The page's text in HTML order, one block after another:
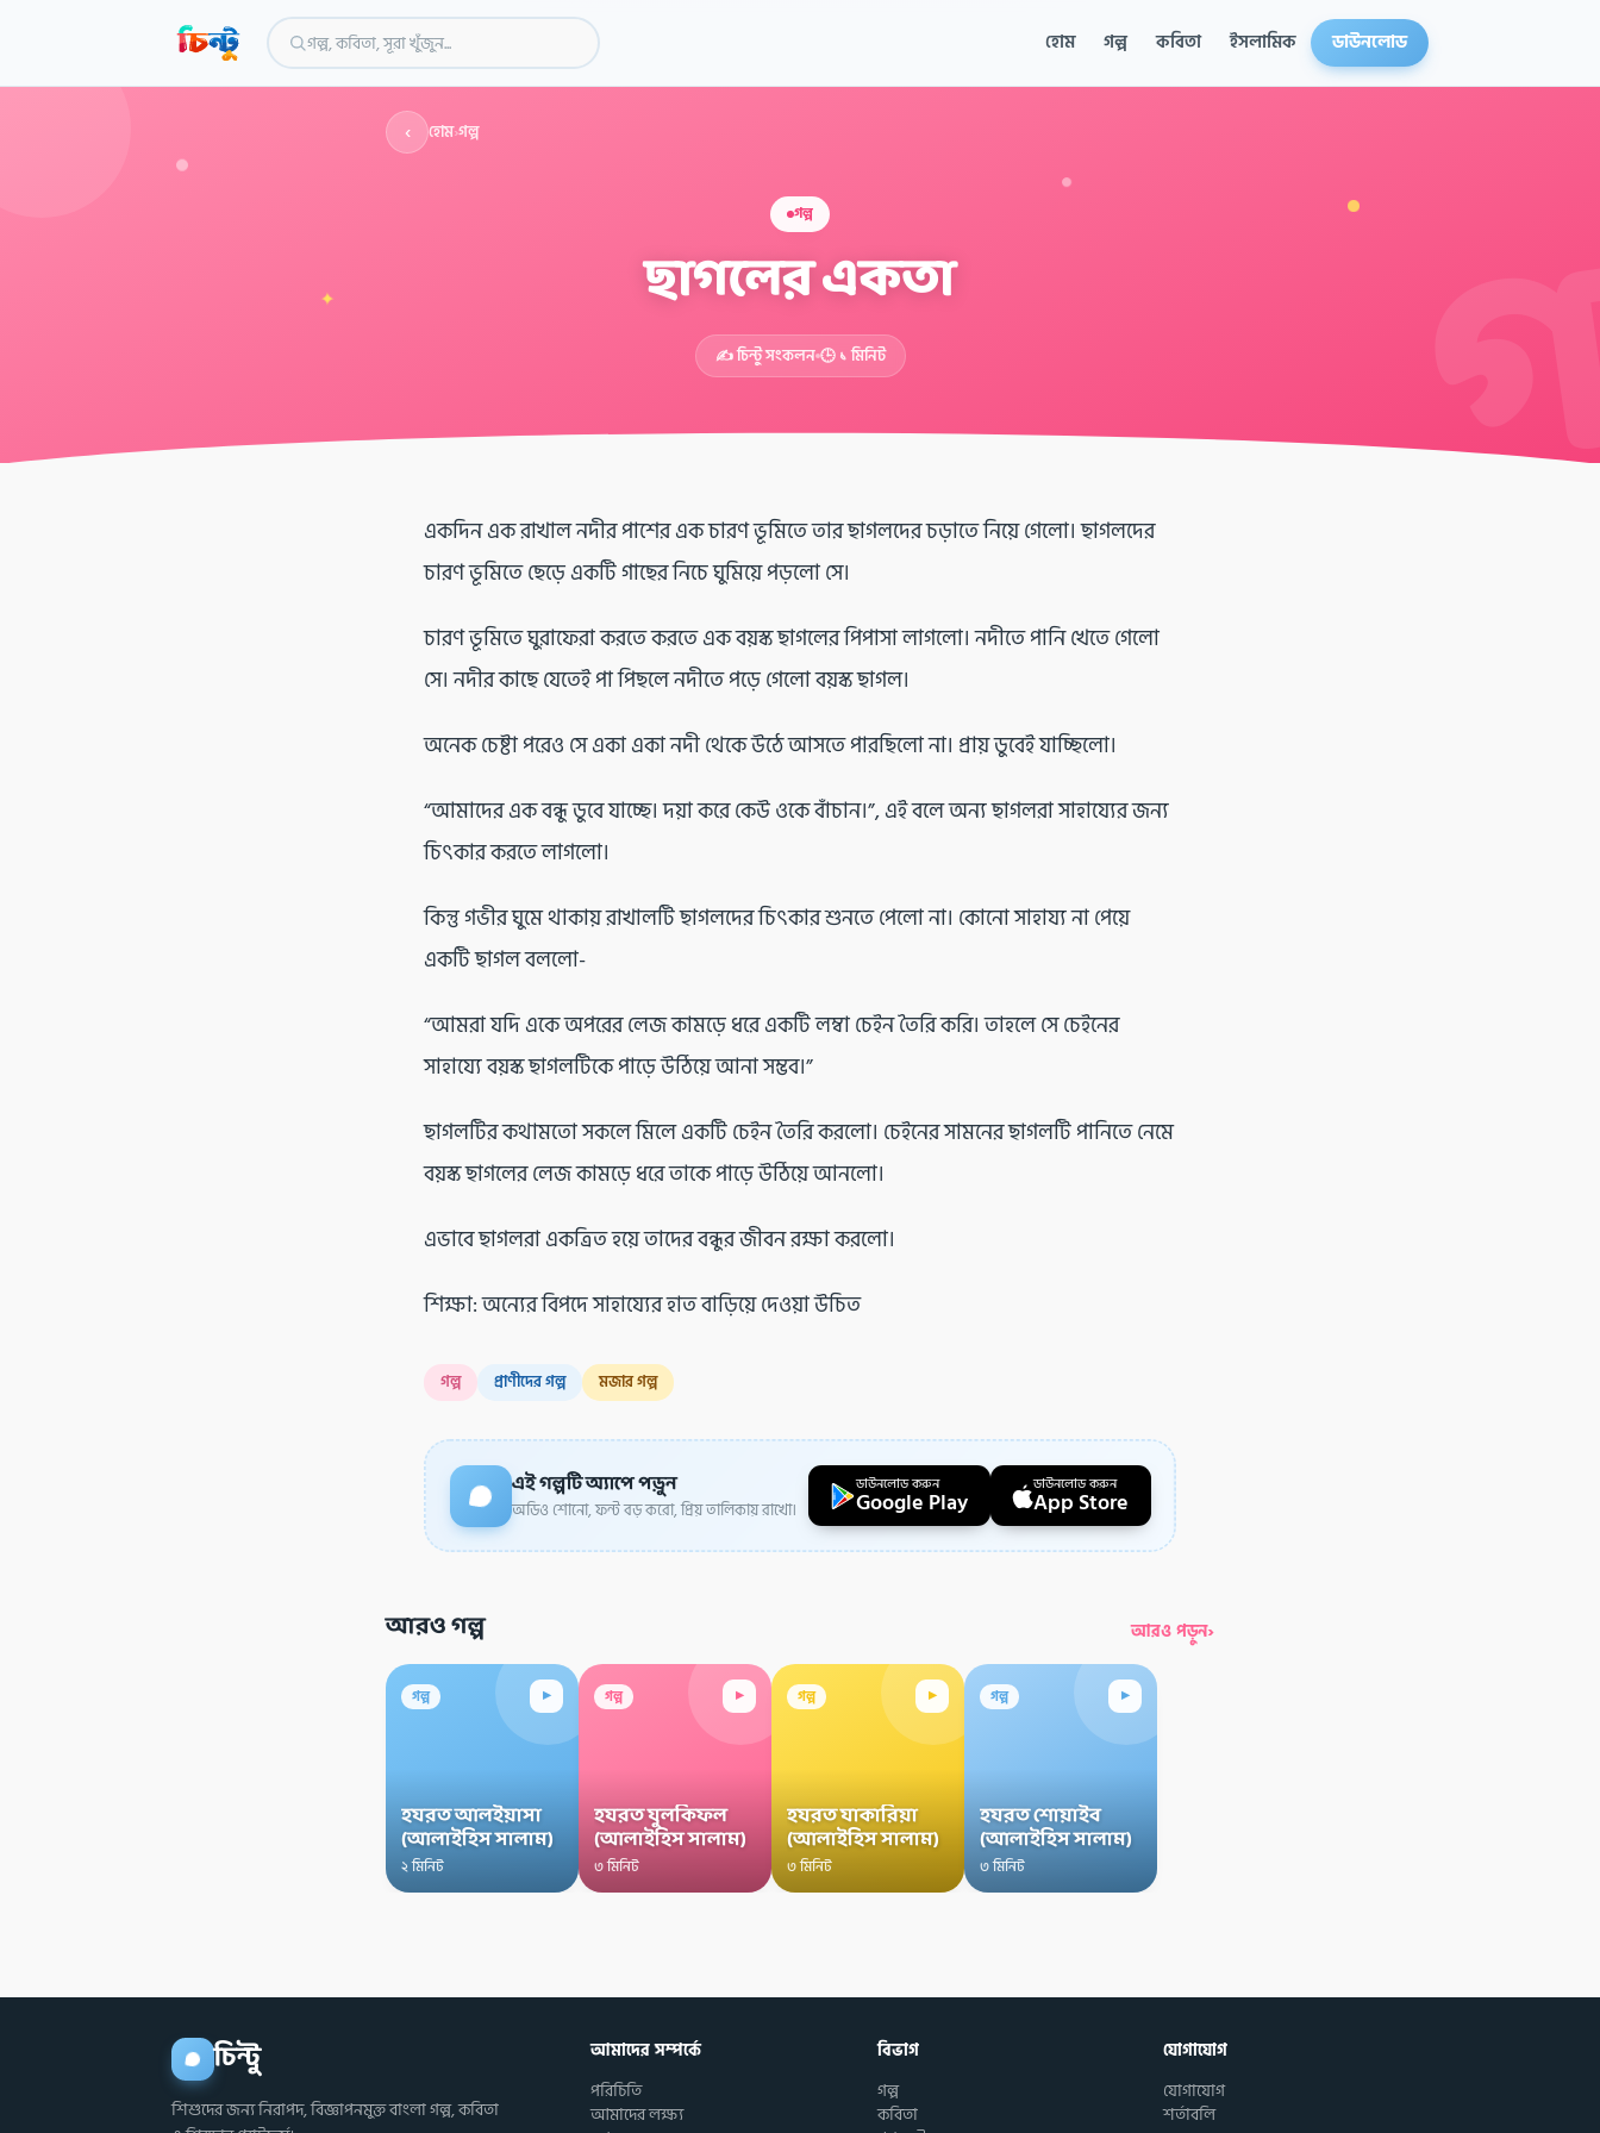
গল্প, কবিতা, সূরা খুঁজুন... হোম গল্প কবিতা ইসলামিক ডাউনলোড
✦
‹ হোম›গল্প
গল্প
ছাগলের একতা
✍️ চিন্টু সংকলন 🕒 ১ মিনিট
একদিন এক রাখাল নদীর পাশের এক চারণ ভূমিতে তার ছাগলদের চড়াতে নিয়ে গেলো। ছাগলদের
চারণ ভূমিতে ছেড়ে একটি গাছের নিচে ঘুমিয়ে পড়লো সে।
চারণ ভূমিতে ঘুরাফেরা করতে করতে এক বয়স্ক ছাগলের পিপাসা লাগলো। নদীতে পানি খেতে গেলো
সে। নদীর কাছে যেতেই পা পিছলে নদীতে পড়ে গেলো বয়স্ক ছাগল।
অনেক চেষ্টা পরেও সে একা একা নদী থেকে উঠে আসতে পারছিলো না। প্রায় ডুবেই যাচ্ছিলো।
“আমাদের এক বন্ধু ডুবে যাচ্ছে। দয়া করে কেউ ওকে বাঁচান।”, এই বলে অন্য ছাগলরা সাহায্যের জন্য
চিৎকার করতে লাগলো।
কিন্তু গভীর ঘুমে থাকায় রাখালটি ছাগলদের চিৎকার শুনতে পেলো না। কোনো সাহায্য না পেয়ে
একটি ছাগল বললো-
“আমরা যদি একে অপরের লেজ কামড়ে ধরে একটি লম্বা চেইন তৈরি করি। তাহলে সে চেইনের
সাহায্যে বয়স্ক ছাগলটিকে পাড়ে উঠিয়ে আনা সম্ভব।”
ছাগলটির কথামতো সকলে মিলে একটি চেইন তৈরি করলো। চেইনের সামনের ছাগলটি পানিতে নেমে
বয়স্ক ছাগলের লেজ কামড়ে ধরে তাকে পাড়ে উঠিয়ে আনলো।
এভাবে ছাগলরা একত্রিত হয়ে তাদের বন্ধুর জীবন রক্ষা করলো।
শিক্ষা: অন্যের বিপদে সাহায্যের হাত বাড়িয়ে দেওয়া উচিত
গল্প প্রাণীদের গল্প মজার গল্প
এই গল্পটি অ্যাপে পড়ুন
অডিও শোনো, ফন্ট বড় করো, প্রিয় তালিকায় রাখো।
ডাউনলোড করুন
Google Play
ডাউনলোড করুন
App Store
আরও গল্প আরও পড়ুন›
গল্প ▸
হযরত আলইয়াসা
(আলাইহিস সালাম)
২ মিনিট
গল্প ▸
হযরত যুলকিফল
(আলাইহিস সালাম)
৩ মিনিট
গল্প ▸
হযরত যাকারিয়া
(আলাইহিস সালাম)
৩ মিনিট
গল্প ▸
হযরত শোয়াইব
(আলাইহিস সালাম)
৩ মিনিট
চিন্টু
শিশুদের জন্য নিরাপদ, বিজ্ঞাপনমুক্ত বাংলা গল্প, কবিতা
আমাদের সম্পর্কে
পরিচিতি
আমাদের লক্ষ্য
বিভাগ
গল্প
কবিতা
যোগাযোগ
যোগাযোগ
শর্তাবলি